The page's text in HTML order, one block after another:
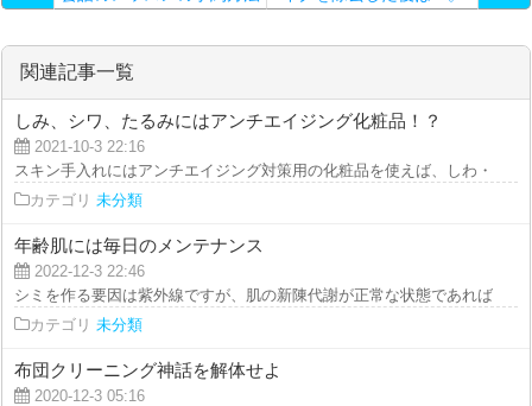
関連記事一覧
しみ、シワ、たるみにはアンチエイジング化粧品！？
2021-10-3 22:16
スキン手入れにはアンチエイジング対策用の化粧品を使えば、しわ・シミ
カテゴリ 未分類
年齢肌には毎日のメンテナンス
2022-12-3 22:46
シミを作る要因は紫外線ですが、肌の新陳代謝が正常な状態であれば、そ
カテゴリ 未分類
布団クリーニング神話を解体せよ
2020-12-3 05:16